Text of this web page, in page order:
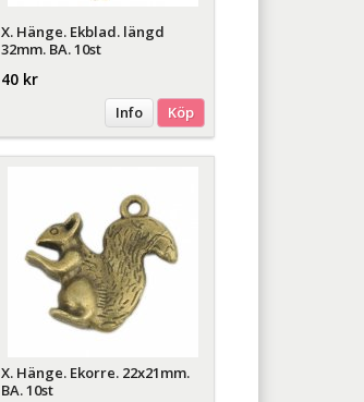
X. Hänge. Ekblad. längd
32mm. BA. 10st
40 kr
Info Köp
X. Hänge. Ekorre. 22x21mm.
BA. 10st